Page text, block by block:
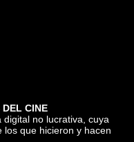
DEL CINE
no lucrativa, cuya
que hicieron y hacen